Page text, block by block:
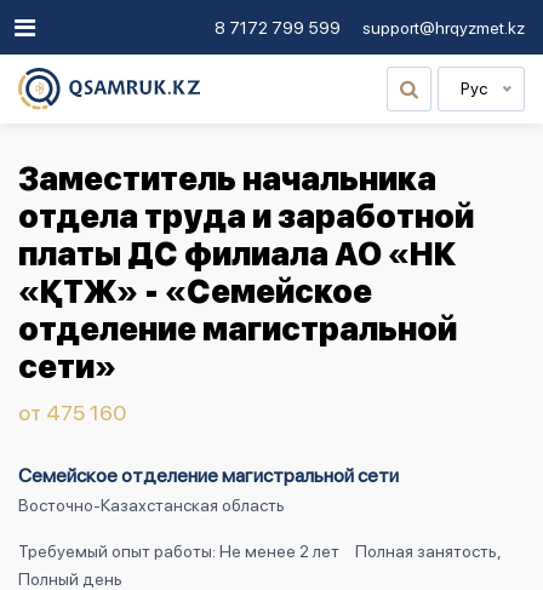
8 7172 799 599 support@hrqyzmet.kz
Рус
Заместитель начальника
отдела труда и заработной
платы ДС филиала АО «НК
«ҚТЖ» - «Семейское
отделение магистральной
сети»
от 475 160
Семейское отделение магистральной сети
Восточно-Казахстанская область
Требуемый опыт работы: Не менее 2 лет
Полная занятость,
Полный день